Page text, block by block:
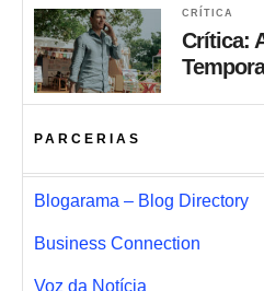
CRÍTICA
Crítica:
PARCERIAS
Blogarama – Blog Directory
Business Connection
Voz da Notícia